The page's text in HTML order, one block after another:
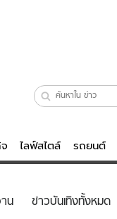
ไลฟ์สไตล์ รถยนต์
ไลฟ์สไตล์
น ข่าวบันเทิงทั้งหมด